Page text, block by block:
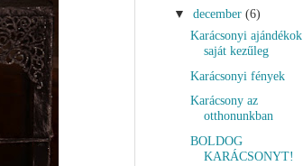
▼december(6)
Karácsonyi ajándékok
saját kezűleg
Karácsonyi fények
Karácsony az
otthonunkban
BOLDOG
KARÁCSONYT!